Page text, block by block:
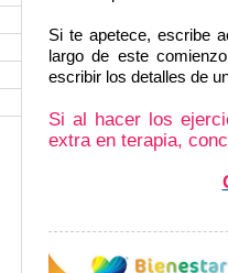
Si te apetece, escribe
largo de este
escribir los detalles de
Si al hacer los
extra en terapia,